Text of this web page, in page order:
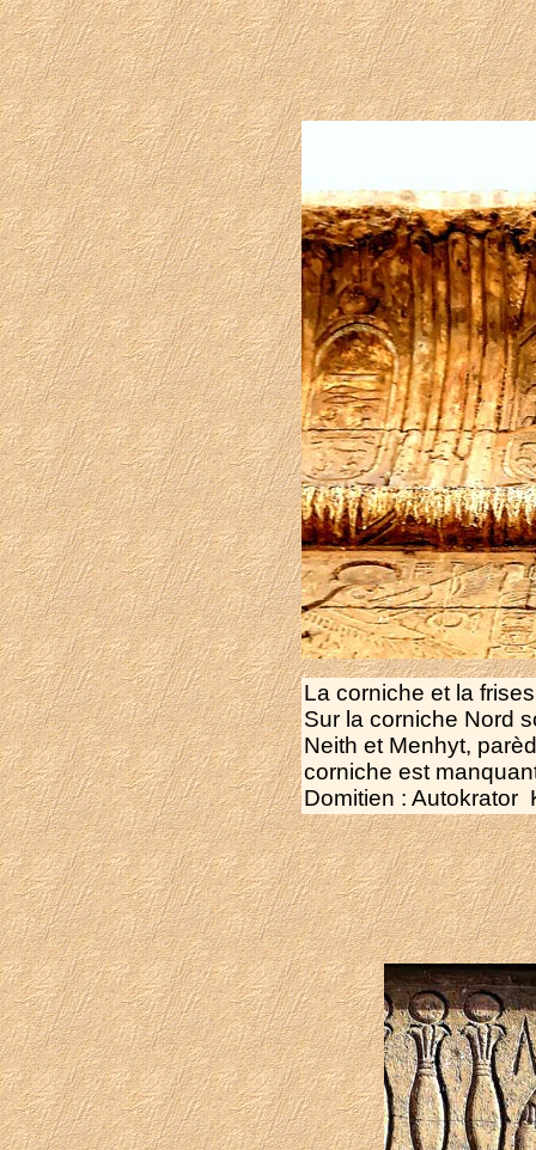
La corniche et la
Sur la corniche Nord
Neith et Menhyt,
corniche est
Domitien : Autokrator